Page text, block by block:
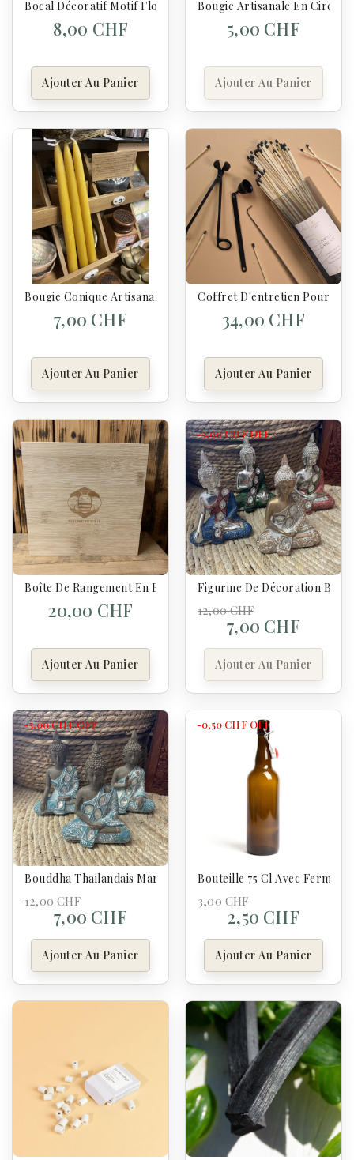
Bocal Décoratif Motif Floral 450 Ml – Couvercle En Bois
8,00 CHF
Ajouter Au Panier
Bougie Artisanale En Cire
5,00 CHF
Ajouter Au Panier
Bougie Conique Artisanale En Cire D'abeille – 20 Cm
7,00 CHF
Ajouter Au Panier
Coffret D'entretien Pour
34,00 CHF
Ajouter Au Panier
Boîte De Rangement En Bambou
20,00 CHF
Ajouter Au Panier
Figurine De Décoration
12,00 CHF
-5,00 CHFOFF
7,00 CHF
Ajouter Au Panier
Bouddha Thailandais Marron & Vert-De-Gris - Lotus
12,00 CHF
-5,00 CHFOFF
7,00 CHF
Ajouter Au Panier
Bouteille 75 Cl Avec
3,00 CHF
-0,50 CHF OFF
2,50 CHF
Ajouter Au Panier